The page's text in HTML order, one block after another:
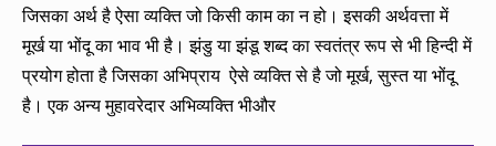
जिसका अर्थ है ऐसा व्यक्ति जो किसी काम का न हो। इसकी अर्थवत्ता में
मूर्ख या भोंदू का भाव भी है। झंडु या झंडू शब्द का स्वतंत्र रूप से भी हिन्दी में
प्रयोग होता है जिसका अभिप्राय ऐसे व्यक्ति से है जो मूर्ख, सुस्त या भोंदू
है। एक अन्य मुहावरेदार अभिव्यक्ति भीऔर